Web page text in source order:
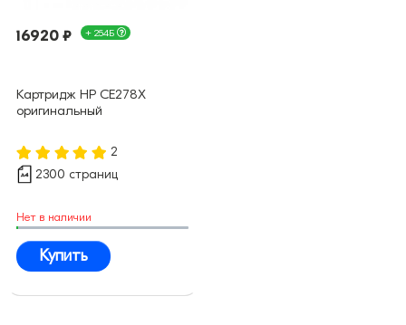
16920 ₽ + 254Б
Картридж HP CE278X
оригинальный
2
2300 страниц
Нет в наличии
Купить